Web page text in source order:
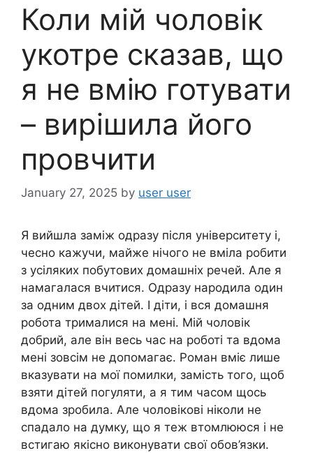
Коли мій чоловік
укотре сказав, що
я не вмію готувати
– вирішила його
провчити
January 27, 2025 by user user
Я вийшла заміж одразу після університету і,
чесно кажучи, майже нічого не вміла робити
з усіляких побутових домашніх речей. Але я
намагалася вчитися. Одразу народила один
за одним двох дітей. І діти, і вся домашня
робота трималися на мені. Мій чоловік
добрий, але він весь час на роботі та вдома
мені зовсім не допомагає. Роман вміє лише
вказувати на мої помилки, замість того, щоб
взяти дітей погуляти, а я тим часом щось
вдома зробила. Але чоловікові ніколи не
спадало на думку, що я теж втомлююся і не
встигаю якісно виконувати свої обов’язки.